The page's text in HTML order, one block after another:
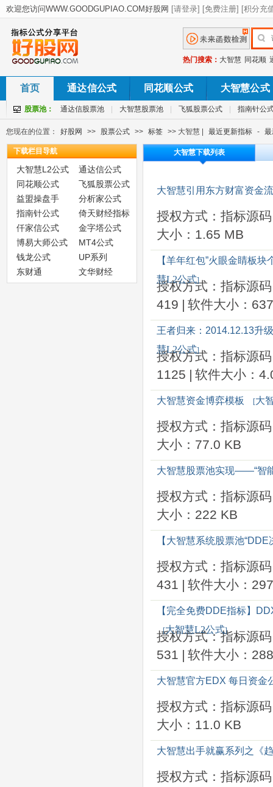
热门搜索： 大智慧 同花顺
首页 通达信公式 同花顺公式 大智慧公式
股票池： 通达信股票池 大智慧股票池 飞狐股票公式 指南针公
您现在的位置： 好股网 >> 股票公式 >> 标签 >> 大智慧 | 最近更新指标 -
下载栏目导航
大智慧L2公式
通达信公式
同花顺公式
飞狐股票公式
益盟操盘手
分析家公式
指南针公式
倚天财经指标
仟家信公式
金字塔公式
博易大师公式
MT4公式
钱龙公式
UP系列
东财通
文华财经
大智慧下载列表
大智慧引用东方财富资金
授权方式：指标源码
大小：1.65 MB
【羊年红包”火眼金睛板
慧L2公式]
授权方式：指标源码
419 | 软件大小：
王者归来：2014.12.13升
慧L2公式]
授权方式：指标源码
1125 | 软件大小：
大智慧资金博弈模板 [大
授权方式：指标源码
大小：77.0 KB
大智慧股票池实现——“智
授权方式：指标源码
大小：222 KB
【大智慧系统股票池
授权方式：指标源码
431 | 软件大小：
【完全免费DDE指标】
[大智慧L2公式]
授权方式：指标源码
531 | 软件大小：
大智慧官方EDX 每日资金
授权方式：指标源码
大小：11.0 KB
大智慧出手就赢系列之《
授权方式：指标源码